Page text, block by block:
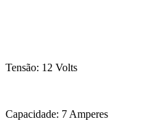
Tensão: 12 Volts
Capacidade: 7 Amperes